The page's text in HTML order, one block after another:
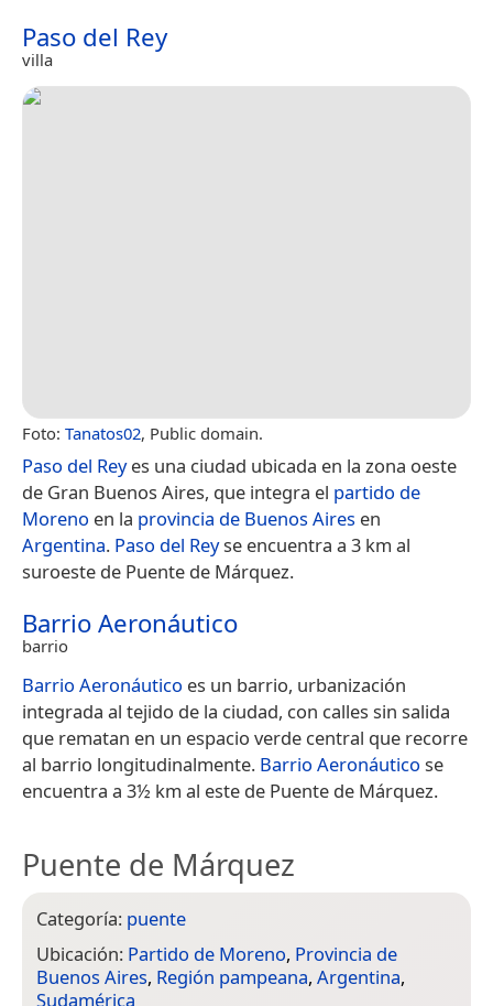
Paso del Rey
villa
Foto: Tanatos02, Public domain.
Paso del Reyes una ciudad ubicada en la zona oeste
de Gran Buenos Aires, que integra el partido de
Moreno en la provincia de Buenos Aires en
Argentina. Paso del Reyse encuentra a 3 km al
suroeste de Puente de Márquez.
Barrio Aeronáutico
barrio
Barrio Aeronáutico es un barrio, urbanización
integrada al tejido de la ciudad, con calles sin salida
que rematan en un espacio verde central que recorre
al barrio longitudinalmente. Barrio Aeronáutico se
encuentra a 3½ km al este de Puente de Márquez.
Puente de Márquez
Categoría: puente
Ubicación: Partido de Moreno, Provincia de
Buenos Aires, Región pampeana, Argentina,
Sudamérica